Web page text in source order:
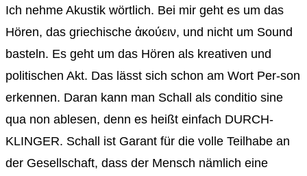
Ich nehme Akustik wörtlich. Bei mir geht es um das
Hören, das griechische ἀκούειν, und nicht um Sound
basteln. Es geht um das Hören als kreativen und
politischen Akt. Das lässt sich schon am Wort Per-son
erkennen. Daran kann man Schall als conditio sine
qua non ablesen, denn es heißt einfach DURCH-
KLINGER. Schall ist Garant für die volle Teilhabe an
der Gesellschaft, dass der Mensch nämlich eine